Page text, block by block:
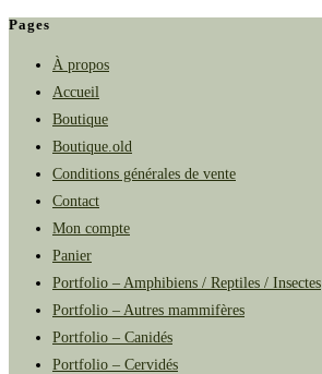
Pages
À propos
Accueil
Boutique
Boutique.old
Conditions générales de vente
Contact
Mon compte
Panier
Portfolio – Amphibiens / Reptiles / Insectes
Portfolio – Autres mammifères
Portfolio – Canidés
Portfolio – Cervidés